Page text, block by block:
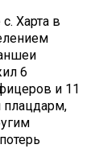
Харта в
6
и 11
плацдарм,